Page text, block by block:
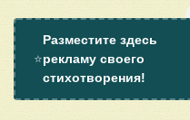
⭐
Разместите здесь
рекламу своего
стихотворения!